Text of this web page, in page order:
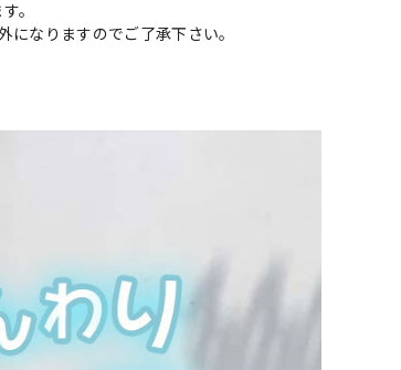
。
なりますのでご了承下さい。